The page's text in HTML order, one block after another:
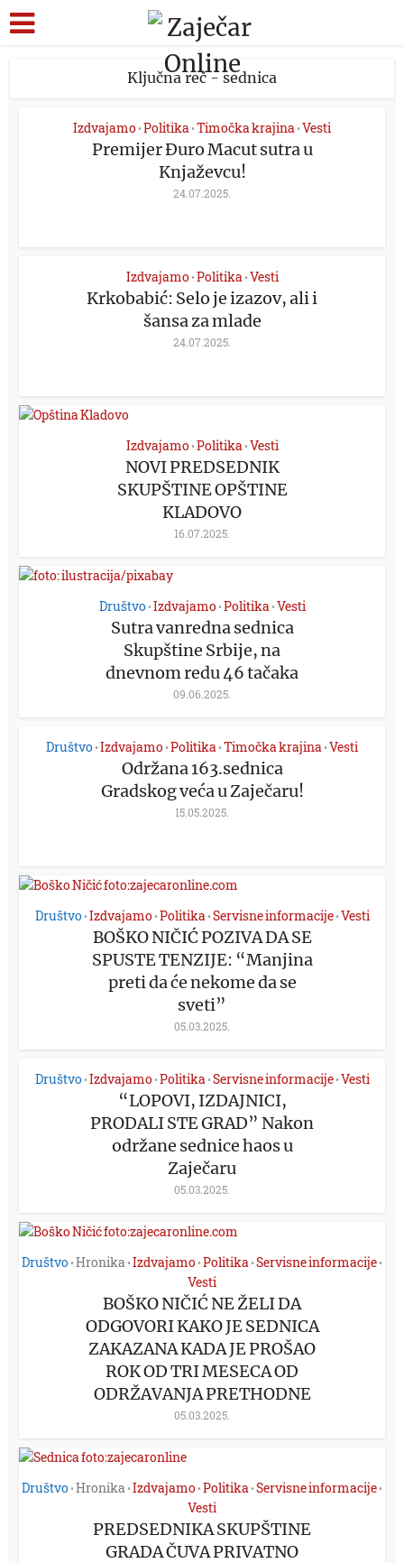
Ključna reč - sednica
Izdvajamo•Politika•Timočka krajina•Vesti
Premijer Đuro Macut sutra u
Knjaževcu!
24.07.2025.
Izdvajamo •Politika •Vesti
Krkobabić: Selo je izazov, ali i
šansa za mlade
24.07.2025.
Izdvajamo •Politika •Vesti
NOVI PREDSEDNIK
SKUPŠTINE OPŠTINE
KLADOVO
16.07.2025.
Društvo •Izdvajamo •Politika •Vesti
Sutra vanredna sednica
Skupštine Srbije, na
dnevnom redu 46 tačaka
09.06.2025.
Društvo•Izdvajamo•Politika•Timočka krajina•Vesti
Održana 163.sednica
Gradskog veća u Zaječaru!
15.05.2025.
Društvo •Izdvajamo •Politika •Servisne informacije •Vesti
BOŠKO NIČIĆ POZIVA DA SE
SPUSTE TENZIJE: “Manjina
preti da će nekome da se
sveti”
05.03.2025.
Društvo •Izdvajamo •Politika •Servisne informacije •Vesti
“LOPOVI, IZDAJNICI,
PRODALI STE GRAD” Nakon
održane sednice haos u
Zaječaru
05.03.2025.
Društvo•Hronika•Izdvajamo•Politika•Servisne informacije•
Vesti
BOŠKO NIČIĆ NE ŽELI DA
ODGOVORI KAKO JE SEDNICA
ZAKAZANA KADA JE PROŠAO
ROK OD TRI MESECA OD
ODRŽAVANJA PRETHODNE
05.03.2025.
Društvo•Hronika•Izdvajamo•Politika•Servisne informacije•
Vesti
PREDSEDNIKA SKUPŠTINE
GRADA ČUVA PRIVATNO